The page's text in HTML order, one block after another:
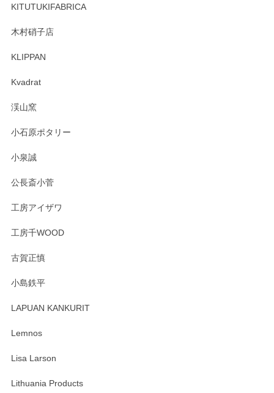
しくお願いいたします。
淡いグリーンのカラーがとても可愛いです❤️ ありがとうござ
す。 素敵な湯呑みでとても気に入りました。 発送も早く、
たm(_)m
います。無事に届いたようで安心いたしまし
KITUTUKIFABRICA
木村硝子店
KLIPPAN
Kvadrat
渓山窯
小石原ポタリー
小泉誠
公長斎小菅
工房アイザワ
工房千WOOD
古賀正慎
小島鉄平
LAPUAN KANKURIT
Lemnos
Lisa Larson
Lithuania Products